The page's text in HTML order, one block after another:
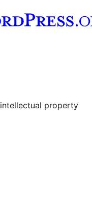
Tumblr
property